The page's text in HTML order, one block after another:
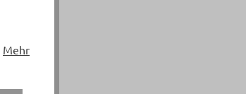
Mehr